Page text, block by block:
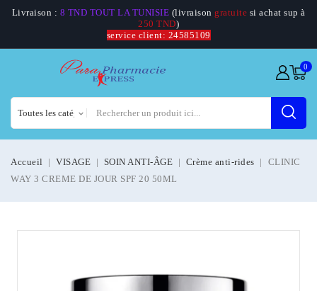
Livraison : 8 TND TOUT LA TUNISIE (livraison gratuite si achat sup à
250 TND)
service client: 24585109
0
Accueil VISAGE SOIN ANTI-ÂGE Crème anti-rides
CLINIC
WAY 3 CREME DE JOUR SPF 20 50ML